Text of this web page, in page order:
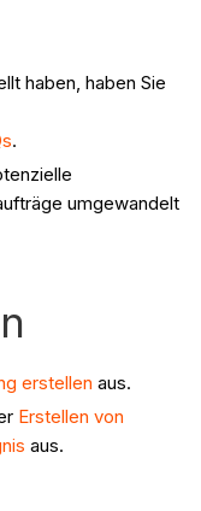
haben, haben Sie
.
umgewandelt
erstellen aus.
Erstellen von
aus.